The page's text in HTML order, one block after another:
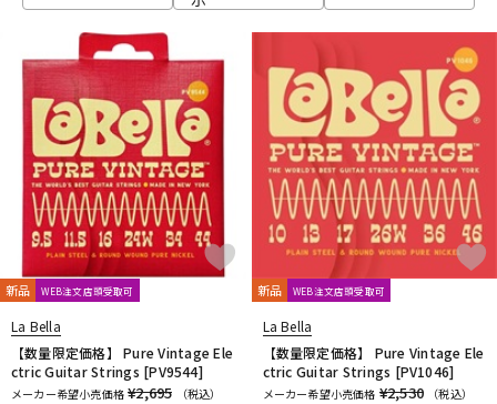
ベース ウクレレ
ドラム パーカッション
キーボード 電子ピアノ
管楽器 その他楽器
アンプ エフェクター
新品 WEB注文店頭受取可
La Bella
【数量限定価格】 Pure Vintage Ele
ctric Guitar Strings [PV9544]
メーカー希望小売価格 ¥2,695
（税込）
新品 WEB注文店頭受取可
La Bella
【数量限定価格】 Pure Vintage Ele
ctric Guitar Strings [PV1046]
メーカー希望小売価格 ¥2,530
（税込）